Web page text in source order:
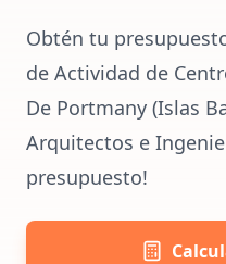
Obtén tu
de Actividad de
De Portmany (Islas
Arquitectos e
presupuesto!